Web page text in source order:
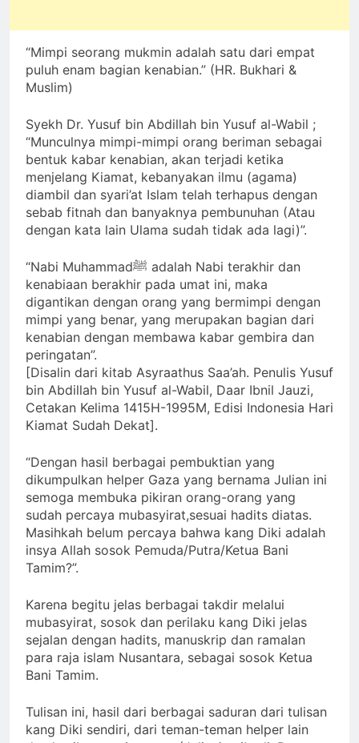
“Mimpi seorang mukmin adalah satu dari empat
puluh enam bagian kenabian.” (HR. Bukhari &
Muslim)
Syekh Dr. Yusuf bin Abdillah bin Yusuf al-Wabil ;
“Munculnya mimpi-mimpi orang beriman sebagai
bentuk kabar kenabian, akan terjadi ketika
menjelang Kiamat, kebanyakan ilmu (agama)
diambil dan syari’at Islam telah terhapus dengan
sebab fitnah dan banyaknya pembunuhan (Atau
dengan kata lain Ulama sudah tidak ada lagi)”.
“Nabi Muhammadﷺ adalah Nabi terakhir dan
kenabiaan berakhir pada umat ini, maka
digantikan dengan orang yang bermimpi dengan
mimpi yang benar, yang merupakan bagian dari
kenabian dengan membawa kabar gembira dan
peringatan”.
[Disalin dari kitab Asyraathus Saa’ah. Penulis Yusuf
bin Abdillah bin Yusuf al-Wabil, Daar Ibnil Jauzi,
Cetakan Kelima 1415H-1995M, Edisi Indonesia Hari
Kiamat Sudah Dekat].
“Dengan hasil berbagai pembuktian yang
dikumpulkan helper Gaza yang bernama Julian ini
semoga membuka pikiran orang-orang yang
sudah percaya mubasyirat,sesuai hadits diatas.
Masihkah belum percaya bahwa kang Diki adalah
insya Allah sosok Pemuda/Putra/Ketua Bani
Tamim?”.
Karena begitu jelas berbagai takdir melalui
mubasyirat, sosok dan perilaku kang Diki jelas
sejalan dengan hadits, manuskrip dan ramalan
para raja islam Nusantara, sebagai sosok Ketua
Bani Tamim.
Tulisan ini, hasil dari berbagai saduran dari tulisan
kang Diki sendiri, dari teman-teman helper lain